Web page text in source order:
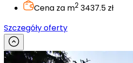
Cena za m2 3437.5 zł
Szczegóły oferty